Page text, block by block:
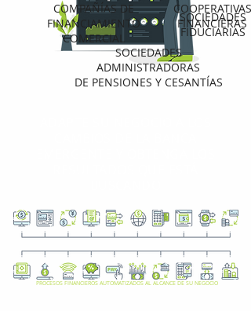
SOCIEDADES
FIDUCIARIAS
COMPAÑÍAS DE
FINANCIAMIENTO
COMERCIAL
COOPERATIVAS
FINANCIERAS
SOCIEDADES
ADMINISTRADORAS
DE PENSIONES Y CESANTÍAS
PROCESOS FINANCIEROS AUTOMATIZADOS AL ALCANCE DE SU NEGOCIO